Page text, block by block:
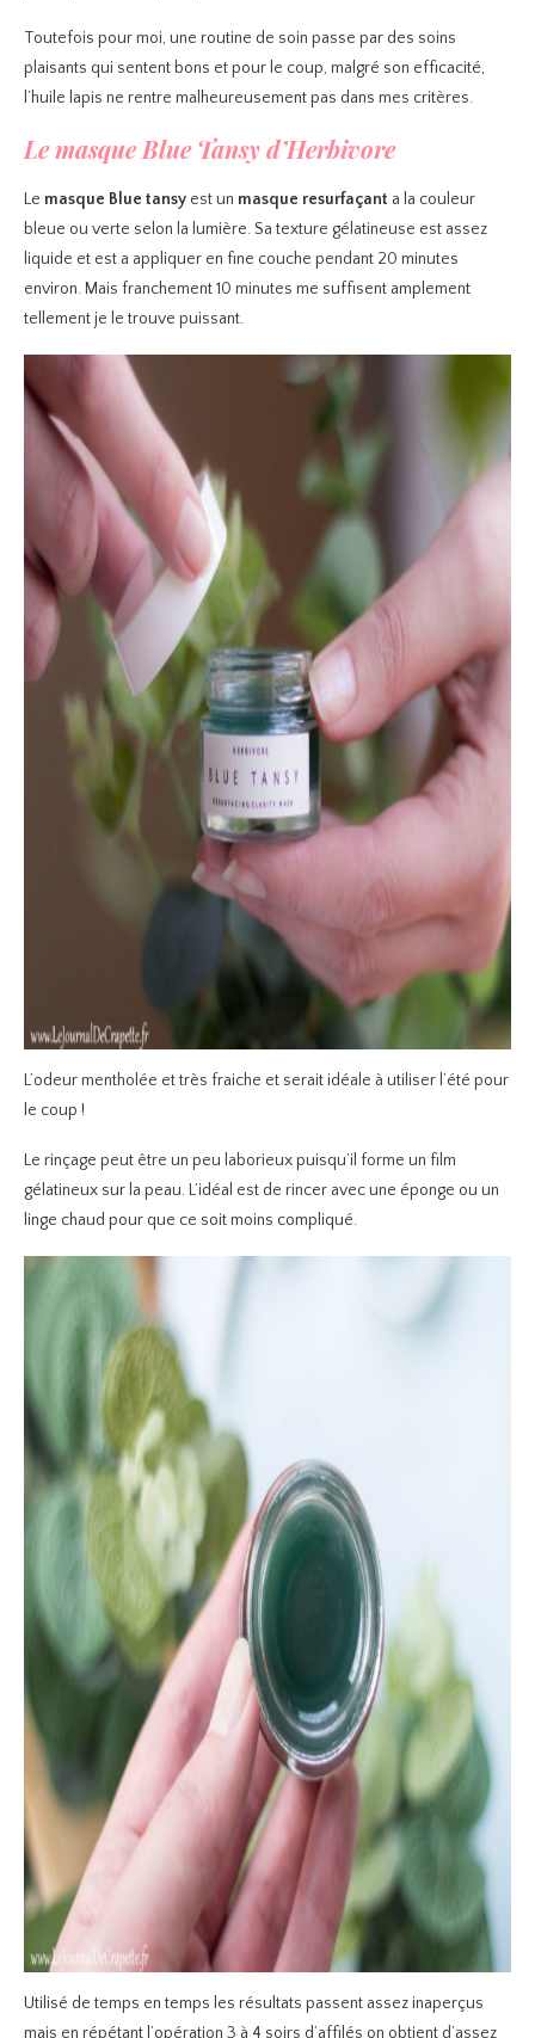
Toutefois pour moi, une routine de soin passe par des soins
plaisants qui sentent bons et pour le coup, malgré son efficacité,
l’huile lapis ne rentre malheureusement pas dans mes critères.
Le masque Blue Tansy d’Herbivore
Le masque Blue tansy est un masque resurfaçant a la couleur
bleue ou verte selon la lumière. Sa texture gélatineuse est assez
liquide et est a appliquer en fine couche pendant 20 minutes
environ. Mais franchement 10 minutes me suffisent amplement
tellement je le trouve puissant.
L’odeur mentholée et très fraiche et serait idéale à utiliser l’été pour
le coup !
Le rinçage peut être un peu laborieux puisqu’il forme un film
gélatineux sur la peau. L’idéal est de rincer avec une éponge ou un
linge chaud pour que ce soit moins compliqué.
Utilisé de temps en temps les résultats passent assez inaperçus
mais en répétant l’opération 3 à 4 soirs d’affilés on obtient d’assez